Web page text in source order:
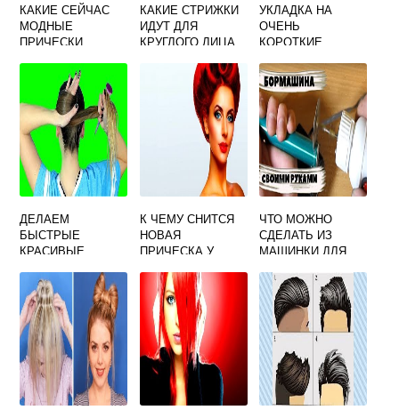
КАКИЕ СЕЙЧАС
МОДНЫЕ
ПРИЧЕСКИ
КАКИЕ СТРИЖКИ
ИДУТ ДЛЯ
КРУГЛОГО ЛИЦА
УКЛАДКА НА
ОЧЕНЬ
КОРОТКИЕ
И КРАСИВО В
ДОМАШНИХ
УСЛОВИЯХ
ДЕЛАЕМ
БЫСТРЫЕ
КРАСИВЫЕ
ВИДЕО ВСЕ ЧТО
ЗНАЮ РАССКАЖУ
К ЧЕМУ СНИТСЯ
НОВАЯ
ПРИЧЕСКА У
ВОЛОС
ЧТО МОЖНО
СДЕЛАТЬ ИЗ
МАШИНКИ ДЛЯ